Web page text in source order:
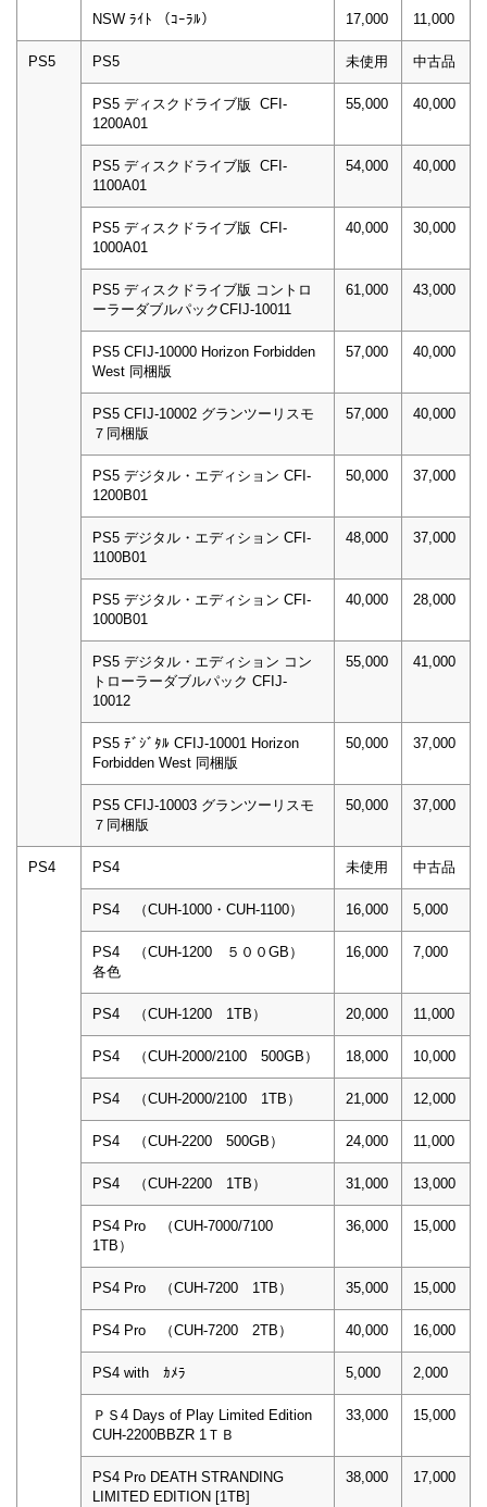
NSW ﾗｲﾄ （ｺｰﾗﾙ） 17,000 11,000
PS5 PS5 未使用 中古品
PS5 ディスクドライブ版 CFI-
1200A01
55,000 40,000
PS5 ディスクドライブ版 CFI-
1100A01
54,000 40,000
PS5 ディスクドライブ版 CFI-
1000A01
40,000 30,000
PS5 ディスクドライブ版 コントロ
ーラーダブルパックCFIJ-10011
61,000 43,000
PS5 CFIJ-10000 Horizon Forbidden
West 同梱版
57,000 40,000
PS5 CFIJ-10002 グランツーリスモ
７同梱版
57,000 40,000
PS5 デジタル・エディション CFI-
1200B01
50,000 37,000
PS5 デジタル・エディション CFI-
1100B01
48,000 37,000
PS5 デジタル・エディション CFI-
1000B01
40,000 28,000
PS5 デジタル・エディション コン
トローラーダブルパック CFIJ-
10012
55,000 41,000
PS5 ﾃﾞｼﾞﾀﾙ CFIJ-10001 Horizon
Forbidden West 同梱版
50,000 37,000
PS5 CFIJ-10003 グランツーリスモ
７同梱版
50,000 37,000
PS4 PS4 未使用 中古品
PS4 （CUH-1000・CUH-1100） 16,000 5,000
PS4 （CUH-1200 ５００GB）
各色
16,000 7,000
PS4 （CUH-1200 1TB） 20,000 11,000
PS4 （CUH-2000/2100 500GB） 18,000 10,000
PS4 （CUH-2000/2100 1TB） 21,000 12,000
PS4 （CUH-2200 500GB） 24,000 11,000
PS4 （CUH-2200 1TB） 31,000 13,000
PS4 Pro （CUH-7000/7100
1TB）
36,000 15,000
PS4 Pro （CUH-7200 1TB） 35,000 15,000
PS4 Pro （CUH-7200 2TB） 40,000 16,000
PS4 with ｶﾒﾗ 5,000 2,000
ＰＳ4 Days of Play Limited Edition
CUH-2200BBZR 1ＴＢ
33,000 15,000
PS4 Pro DEATH STRANDING
LIMITED EDITION [1TB]
38,000 17,000